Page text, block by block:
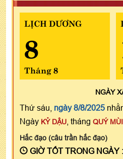
LỊCH DƯƠNG
8
Tháng 8
NGÀY
Thứ sáu, ngày 8/8/2025
Ngày KỶ DẬU , tháng QUÝ MÙI
Hắc đạo (câu trần hắc đạo)
GIỜ TỐT TRONG NGÀY :